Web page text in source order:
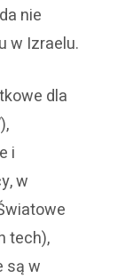
nie
w Izraelu.
dla
i
w
tech),
są w